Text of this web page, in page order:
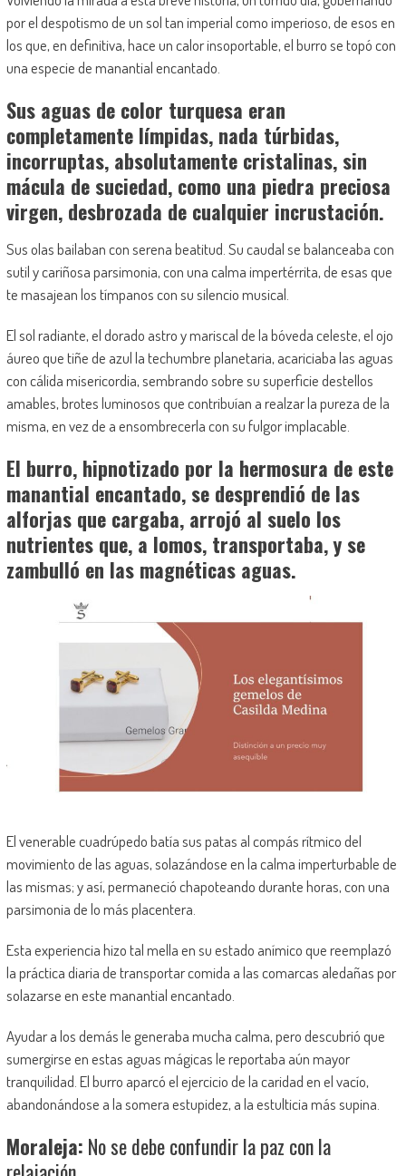
por el despotismo de un sol tan imperial como imperioso, de esos en
los que, en definitiva, hace un calor insoportable, el burro se topó con
una especie de manantial encantado.
Sus aguas de color turquesa eran
completamente límpidas, nada túrbidas,
incorruptas, absolutamente cristalinas, sin
mácula de suciedad, como una piedra preciosa
virgen, desbrozada de cualquier incrustación.
Sus olas bailaban con serena beatitud. Su caudal se balanceaba con
sutil y cariñosa parsimonia, con una calma impertérrita, de esas que
te masajean los tímpanos con su silencio musical.
El sol radiante, el dorado astro y mariscal de la bóveda celeste, el ojo
áureo que tiñe de azul la techumbre planetaria, acariciaba las aguas
con cálida misericordia, sembrando sobre su superficie destellos
amables, brotes luminosos que contribuían a realzar la pureza de la
misma, en vez de a ensombrecerla con su fulgor implacable.
El burro, hipnotizado por la hermosura de este
manantial encantado, se desprendió de las
alforjas que cargaba, arrojó al suelo los
nutrientes que, a lomos, transportaba, y se
zambulló en las magnéticas aguas.
El venerable cuadrúpedo batía sus patas al compás rítmico del
movimiento de las aguas, solazándose en la calma imperturbable de
las mismas; y así, permaneció chapoteando durante horas, con una
parsimonia de lo más placentera.
Esta experiencia hizo tal mella en su estado anímico que reemplazó
la práctica diaria de transportar comida a las comarcas aledañas por
solazarse en este manantial encantado.
Ayudar a los demás le generaba mucha calma, pero descubrió que
sumergirse en estas aguas mágicas le reportaba aún mayor
tranquilidad. El burro aparcó el ejercicio de la caridad en el vacío,
abandonándose a la somera estupidez, a la estulticia más supina.
Moraleja: No se debe confundir la paz con la